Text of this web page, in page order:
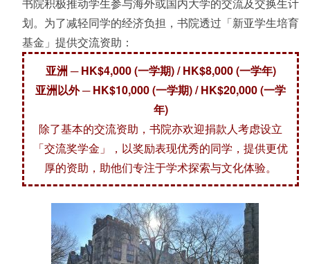
划。为了减轻同学的经济负担，书院透过「新亚学生培育
基金」提供交流资助：
亚洲 ─ HK$4,000 (一学期) / HK$8,000 (一学年)
亚洲以外 ─ HK$10,000 (一学期) / HK$20,000 (一学
年)
除了基本的交流资助，书院亦欢迎捐款人考虑设立
「交流奖学金」，以奖励表现优秀的同学，提供更优
厚的资助，助他们专注于学术探索与文化体验。